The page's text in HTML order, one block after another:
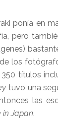
ponía en
pero
los
títulos
tuvo una
las
in Japan.